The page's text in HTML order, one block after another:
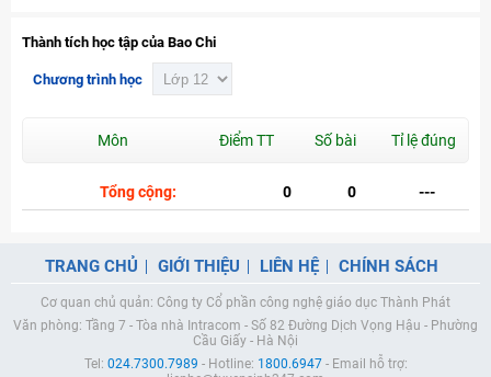
Thành tích học tập của Bao Chi
Chương trình học
Môn Điểm TT Số bài Tỉ lệ đúng
Tổng cộng: 0 0 ---
TRANG CHỦ GIỚI THIỆU LIÊN HỆ CHÍNH SÁCH
Cơ quan chủ quản: Công ty Cổ phần công nghệ giáo dục Thành Phát
Văn phòng: Tầng 7 - Tòa nhà Intracom - Số 82 Đường Dịch Vọng Hậu - Phường
Cầu Giấy - Hà Nội
Tel: 024.7300.7989 - Hotline: 1800.6947- Email hỗ trợ: